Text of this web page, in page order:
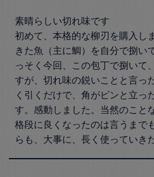
素晴らしい切れ味です
初めて、本格的な柳刃を購入し
きた魚（主に鯛）を自分で捌い
っそく今回、この包丁で捌いて
すが、切れ味の鋭いことと言っ
く引くだけで、角がピンと立っ
す。感動しました。当然のこと
格段に良くなったのは言うまで
らも、大事に、長く使っていき